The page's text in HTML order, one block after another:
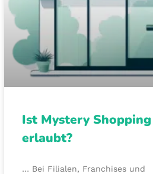
Ist Mystery Shopping
erlaubt?
… Bei Filialen, Franchises und